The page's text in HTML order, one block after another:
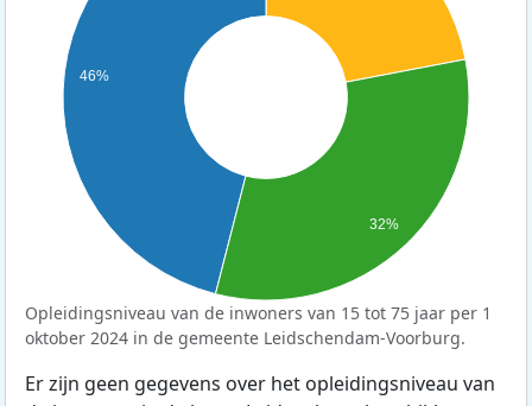
46%
32%
Opleidingsniveau van de inwoners van 15 tot 75 jaar per 1
oktober 2024 in de gemeente Leidschendam-Voorburg.
Er zijn geen gegevens over het opleidingsniveau van